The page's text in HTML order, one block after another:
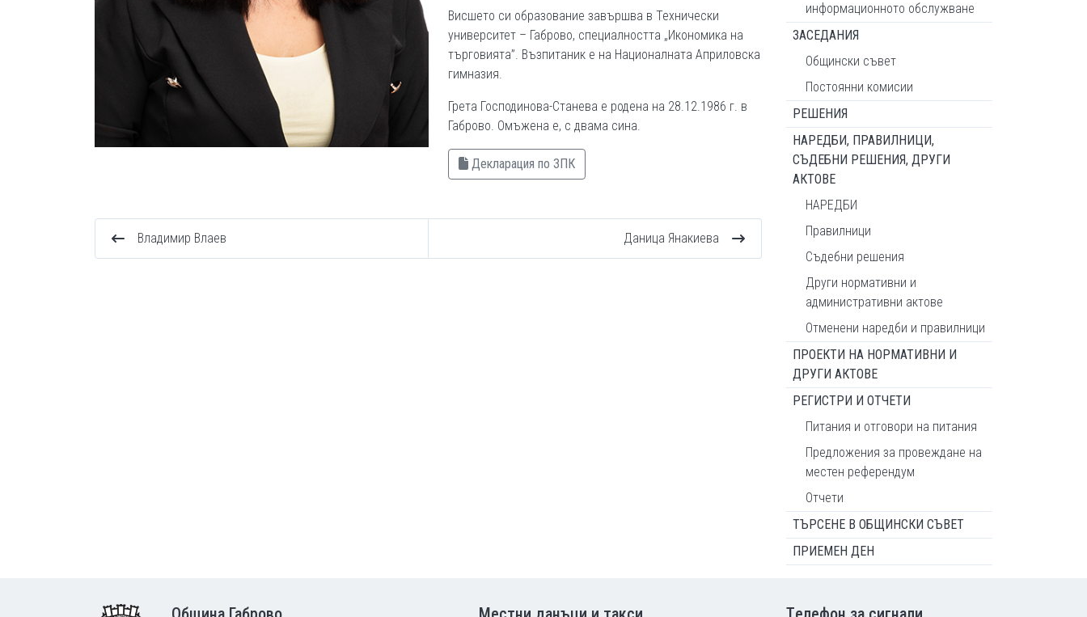
Висшето си образование завършва в Технически
университет – Габрово, специалността „Икономика на
търговията”. Възпитаник е на Националната Априловска
гимназия.
Грета Господинова-Станева е родена на 28.12.1986 г. в
Габрово. Омъжена е, с двама сина.
Декларация по ЗПК
Владимир Влаев Даница Янакиева
информационното обслужване
ЗАСЕДАНИЯ
Общински съвет
Постоянни комисии
РЕШЕНИЯ
НАРЕДБИ, ПРАВИЛНИЦИ,
СЪДЕБНИ РЕШЕНИЯ, ДРУГИ
АКТОВЕ
НАРЕДБИ
Правилници
Съдебни решения
Други нормативни и
административни актове
Отменени наредби и правилници
ПРОЕКТИ НА НОРМАТИВНИ И
ДРУГИ АКТОВЕ
РЕГИСТРИ И ОТЧЕТИ
Питания и отговори на питания
Предложения за провеждане на
местен референдум
Отчети
ТЪРСЕНЕ В ОБЩИНСКИ СЪВЕТ
ПРИЕМЕН ДЕН